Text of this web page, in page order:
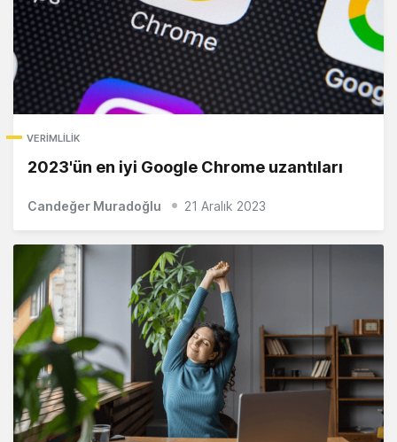
VERIMLILIK
2023'ün en iyi Google Chrome uzantıları
Candeğer Muradoğlu 21 Aralık 2023